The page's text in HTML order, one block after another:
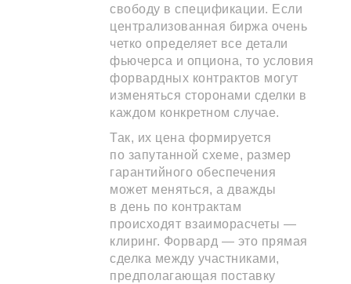
свободу в спецификации. Если
централизованная биржа очень
четко определяет все детали
фьючерса и опциона, то условия
форвардных контрактов могут
изменяться сторонами сделки в
каждом конкретном случае.
Так, их цена формируется
по запутанной схеме, размер
гарантийного обеспечения
может меняться, а дважды
в день по контрактам
происходят взаиморасчеты —
клиринг. Форвард — это прямая
сделка между участниками,
предполагающая поставку